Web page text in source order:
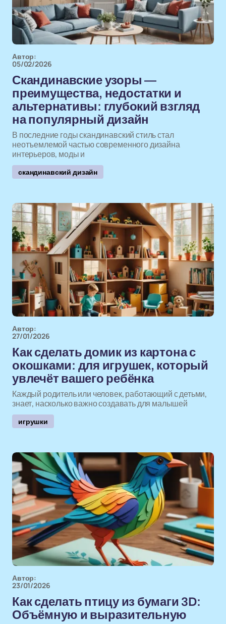
Автор:
05/02/2026
Скандинавские узоры —
преимущества, недостатки и
альтернативы: глубокий взгляд
на популярный дизайн
В последние годы скандинавский стиль стал
неотъемлемой частью современного дизайна
интерьеров, моды и
скандинавский дизайн
Автор:
27/01/2026
Как сделать домик из картона с
окошками: для игрушек, который
увлечёт вашего ребёнка
Каждый родитель или человек, работающий с детьми,
знает, насколько важно создавать для малышей
игрушки
Автор:
23/01/2026
Как сделать птицу из бумаги 3D:
Объёмную и выразительную